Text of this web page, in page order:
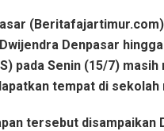
(Beritafajartimur.com)
Denpasar
pada Senin (15/7)
tempat di sekolah
tersebut disampaikan